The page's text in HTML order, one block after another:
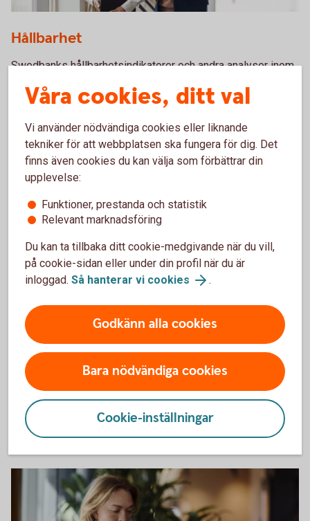
Hållbarhet
Swedbanks hållbarhetsindikatorer och andra analyser inom
Colleagues discussing a 3D model
Regional utblick
Halvårsvis analys om hur konjunkturutsikterna förväntas
påverka utvecklingen i åtta av Sveriges storregioner, med
fokus på arbets- och bostadsmarknad.
Swedbank regional inblick
Våra cookies, ditt val
Vi använder nödvändiga cookies eller liknande
tekniker för att webbplatsen ska fungera för dig. Det
finns även cookies du kan välja som förbättrar din
upplevelse:
Funktioner, prestanda och statistik
Relevant marknadsföring
Du kan ta tillbaka ditt cookie-medgivande när du vill,
på cookie-sidan eller under din profil när du är
inloggad. Så hanterar vi cookies .
Godkänn alla cookies
Bara nödvändiga cookies
Cookie-inställningar